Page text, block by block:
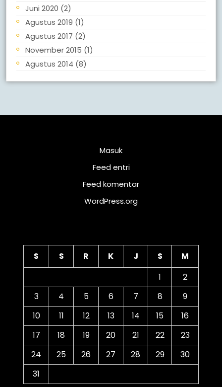
Juni 2020 (2)
Agustus 2019 (1)
Agustus 2017 (2)
November 2015 (1)
Agustus 2014 (8)
Masuk
Feed entri
Feed komentar
WordPress.org
S S R K J S
M
1
2
3
4 5 6 7 8
9
10
11 12 13 14 15
16
17
18 19 20 21 22
23
24
25 26 27 28 29
30
31